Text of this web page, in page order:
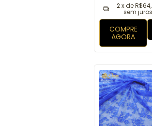
2x de
sem juros
COMPRE
AGORA